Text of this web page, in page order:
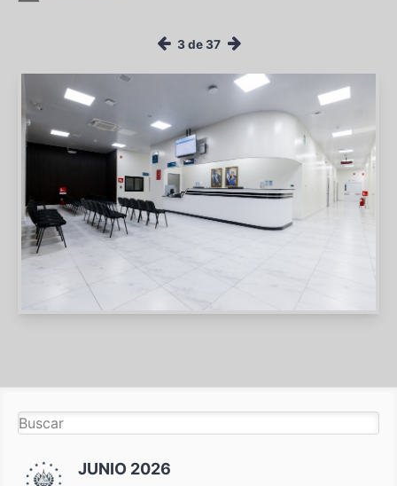
3 de 37
JUNIO 2026